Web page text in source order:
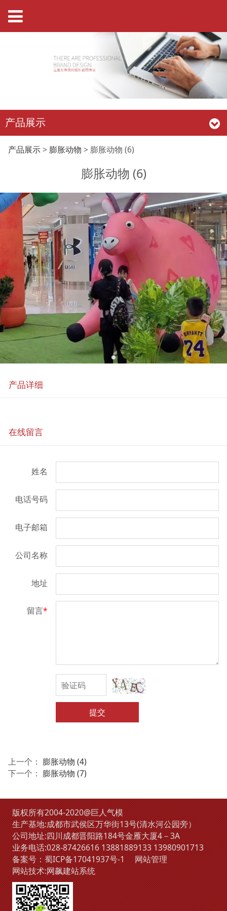
产品展示
膨胀动物 (6)
产品展示> 膨胀动物 > 膨胀动物 (6)
膨胀动物 (6)
产品详细
在线留言
姓名
电话号码
电子邮箱
公司名称
地址
留言*
提交
上一个： 膨胀动物 (4)
下一个： 膨胀动物 (7)
版权所有2004-2020@巨人气模
生产基地:成都市武侯区万华街13号(清水河公园旁）
公司地址:四川成都晋阳路184号金雁大厦4－3A
业务电话:028-874266161388188913313980901713
备案号：蜀ICP备17041937号-1
网站管理
网站技术:网飙建站系统